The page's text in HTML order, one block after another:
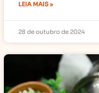
LEIA MAIS »
28 de outubro de 2024